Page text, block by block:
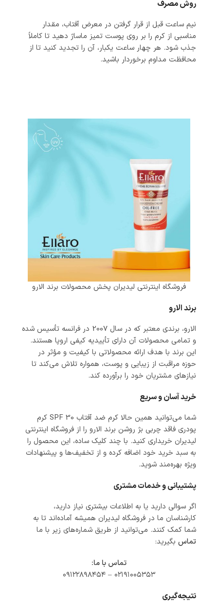
روش مصرف
نیم ساعت قبل از قرار گرفتن در معرض آفتاب، مقدار
مناسبی از کرم را بر روی پوست تمیز ماساژ دهید تا کاملاً
جذب شود. هر چهار ساعت یکبار، آن را تجدید کنید تا از
محافظت مداوم برخوردار باشید.
فروشگاه اینترنتی لیدیران پخش محصولات برند الارو
برند الارو
الارو، برندی معتبر که در سال 2007 در فرانسه تأسیس شده
و تمامی محصولات آن دارای تأییدیه کیفی اروپا هستند.
این برند با هدف ارائه محصولاتی با کیفیت و مؤثر در
حوزه مراقبت از زیبایی و پوست، همواره تلاش می‌کند تا
نیازهای مشتریان خود را برآورده کند.
خرید آسان و سریع
شما می‌توانید همین حالا کرم ضد آفتاب SPF 30 کرم
پودری فاقد چربی بژ روشن برند الارو را از فروشگاه اینترنتی
لیدیران خریداری کنید. با چند کلیک ساده، این محصول را
به سبد خرید خود اضافه کرده و از تخفیف‌ها و پیشنهادات
ویژه بهره‌مند شوید.
پشتیبانی و خدمات مشتری
اگر سوالی دارید یا به اطلاعات بیشتری نیاز دارید،
کارشناسان ما در فروشگاه لیدیران همیشه آماده‌اند تا به
شما کمک کنند. می‌توانید از طریق شماره‌های زیر با ما
تماس بگیرید:
تماس با ما:
۰۲۱۹۱۰۰۵۳۵۳ – ۰۹۱۲۲۸۹۸۴۵۴
نتیجه‌گیری